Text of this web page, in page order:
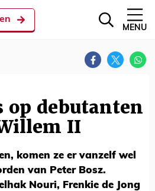
MENU
op debutanten
II
komen ze er vanzelf wel
van Peter Bosz.
Nouri, Frenkie de Jong